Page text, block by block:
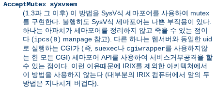
AcceptMutex sysvsem
(1.3과 그 이후) 이 방법을 SysV식 세마포어를 사용하여 mutex
를 구현한다. 불행히도 SysV식 세마포어는 나쁜 부작용이 있다.
하나는 아파치가 세마포어를 정리하지 않고 죽을 수 있는 점이
다 (ipcs(8) manpage 참고). 다른 하나는 웹서버와 동일한 uid
로 실행하는 CGI가 (즉, suexec나 cgiwrapper를 사용하지않
는 한 모든 CGI) 세마포어 API를 사용하여 서비스거부공격을 할
수 있는 점이다. 이런 이유때문에 IRIX를 제외한 아키텍쳐에서
이 방법을 사용하지 않는다 (대부분의 IRIX 컴퓨터에서 앞의 두
방법은 지나치게 버겁다).